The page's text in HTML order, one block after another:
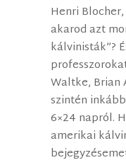
Henri
akarod azt
kálvinisták”?
Waltke, Brian
szintén
6×24 napról.
amerikai